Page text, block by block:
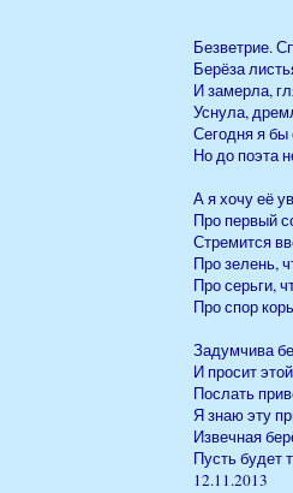
Безветрие.
Берёза
И замерла,
Уснула,
Сегодня я
Но до поэта
А я хочу её
Про первый
Стремится
Про зелень,
Про серьги,
Про спор
Задумчива
И просит
Послать
Я знаю эту
Извечная
Пусть будет
12.11.2013